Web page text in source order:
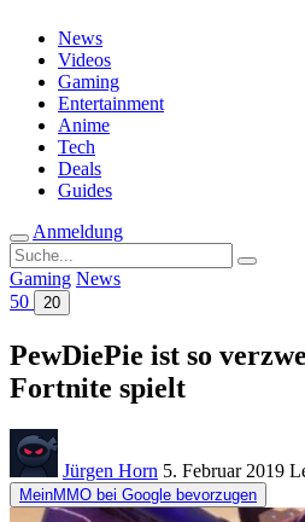
News
Videos
Gaming
Entertainment
Anime
Tech
Deals
Guides
Anmeldung
Suche
nach:
Gaming News
50
20
PewDiePie ist so
Fortnite spielt
Jürgen Horn 5. Februar 2019
MeinMMO bei Google bevorzugen